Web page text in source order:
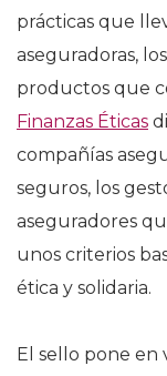
prácticas que
aseguradoras,
productos que
Finanzas Éticas
compañías
seguros, los
aseguradores
unos criterios
ética y solidaria.
El sello pone en